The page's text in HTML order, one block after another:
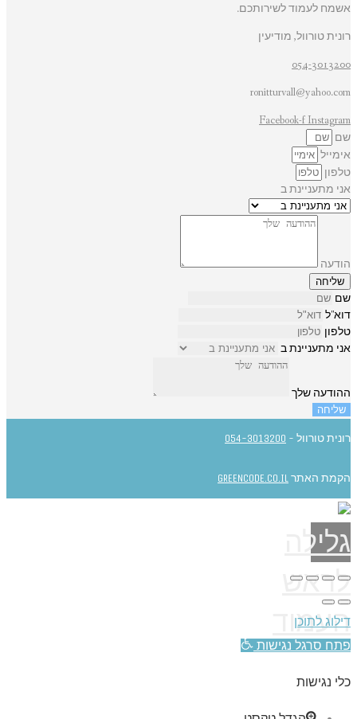
אשמח לעמוד לשירותכם.
רונית טורוול, מודיעין
054-3013200
ronitturvall@yahoo.com
Facebook-f Instagram
שם
אימייל
טלפון
אני מתעניינת ב
הודעה
שליחה
שם
דוא"ל
טלפון
אני מתעניינת ב
ההודעה שלך
שליחה
רונית טורוול - 054-3013200
הקמת האתרGREENCODE.CO.IL
גלילה
לראש
העמוד
דילוג לתוכן
פתח סרגל נגישות
כלי נגישות